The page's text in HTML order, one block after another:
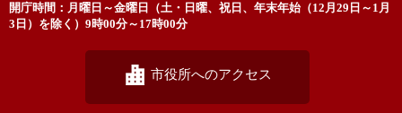
開庁時間：月曜日～金曜日（土・日曜、祝日、年末年始（12月29日～1月
3日）を除く）9時00分～17時00分
市役所へのアクセス